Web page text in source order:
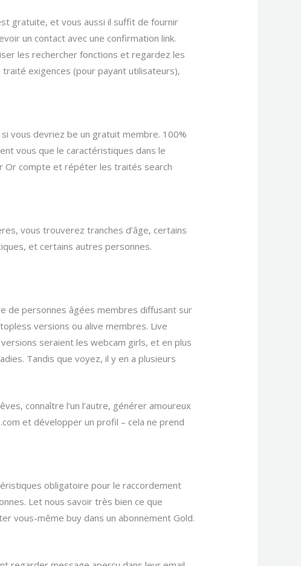
gratuite, et vous aussi il suffit de fournir
un contact avec une confirmation link.
les rechercher fonctions et regardez les
exigences (pour payant utilisateurs),
vous devriez be un gratuit membre. 100%
vous que le caractéristiques dans le
Or compte et répéter les traités search
vous trouverez tranches d’âge, certains
et certains autres personnes.
de personnes âgées membres diffusant sur
versions ou alive membres. Live
seraient les webcam girls, et en plus
Tandis que voyez, il y en a plusieurs
connaître l’un l’autre, générer amoureux
et développer un profil – cela ne prend
obligatoire pour le raccordement
Let nous savoir très bien ce que
vous-même buy dans un abonnement Gold.